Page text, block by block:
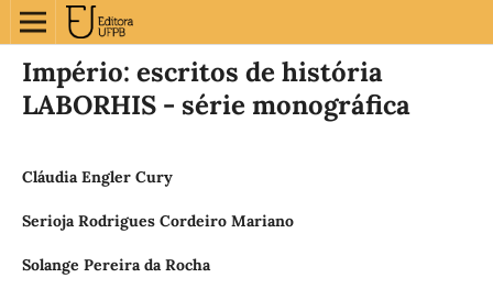
Império: escritos de história
LABORHIS - série monográfica
Cláudia Engler Cury
Serioja Rodrigues Cordeiro Mariano
Solange Pereira da Rocha